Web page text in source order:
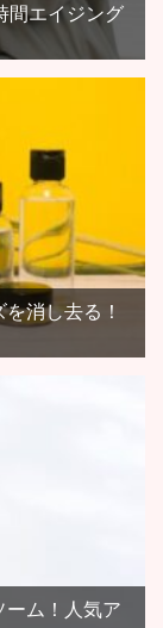
間エイジング
消し去る！
ーム！人気ア